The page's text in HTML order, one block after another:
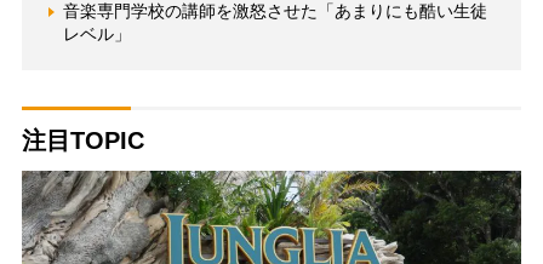
音楽専門学校の講師を激怒させた「あまりにも酷い生徒
レベル」
注目TOPIC